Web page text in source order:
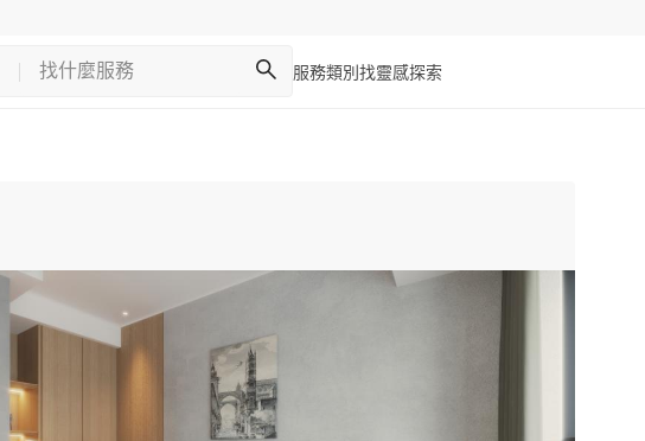
服務類別 找靈感探索